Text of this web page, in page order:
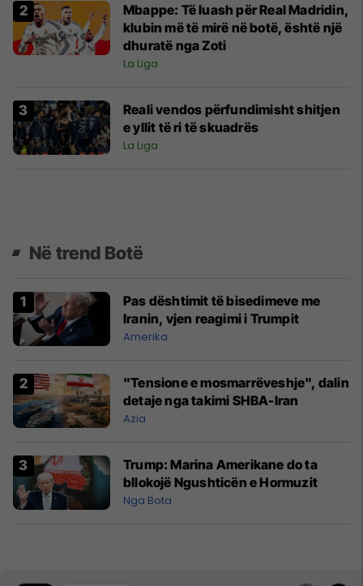
Mbappe: Të luash për Real Madridin,
klubin më të mirë në botë, është një
dhuratë nga Zoti
La Liga
Reali vendos përfundimisht shitjen
e yllit të ri të skuadrës
La Liga
Në trend Botë
Pas dështimit të bisedimeve me
Iranin, vjen reagimi i Trumpit
Amerika
"Tensione e mosmarrëveshje", dalin
detaje nga takimi SHBA-Iran
Azia
Trump: Marina Amerikane do ta
bllokojë Ngushticën e Hormuzit
Nga Bota